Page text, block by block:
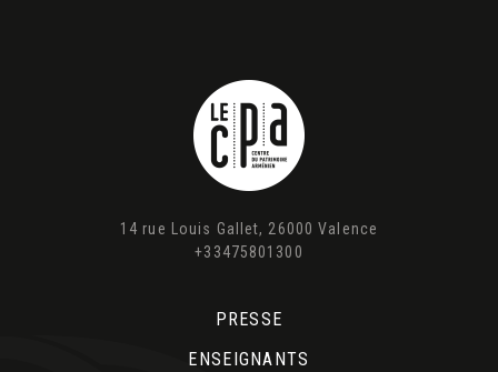
14 rue Louis Gallet, 26000 Valence
+33475801300
PRESSE
ENSEIGNANTS